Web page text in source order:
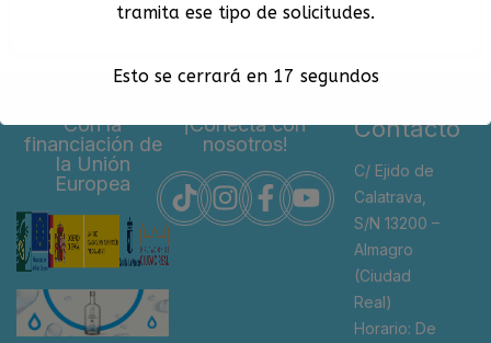
Con la
financiación de
la Unión
Europea
¡Conecta con
nosotros!
Contacto
C/ Ejido de
Calatrava,
S/N 13200 –
Almagro
(Ciudad
Real)
Horario: De
tramita ese tipo de solicitudes.
Esto se cerrará en 17 segundos